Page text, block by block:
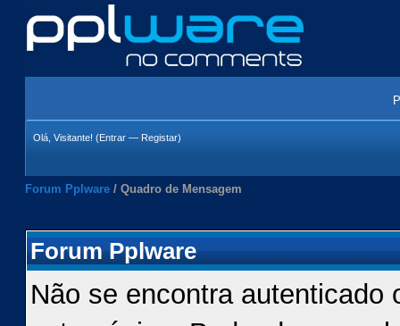
Olá, Visitante! (Entrar — Registar)
Forum Pplware / Quadro de Mensagem
Forum Pplware
Não se encontra autenticado